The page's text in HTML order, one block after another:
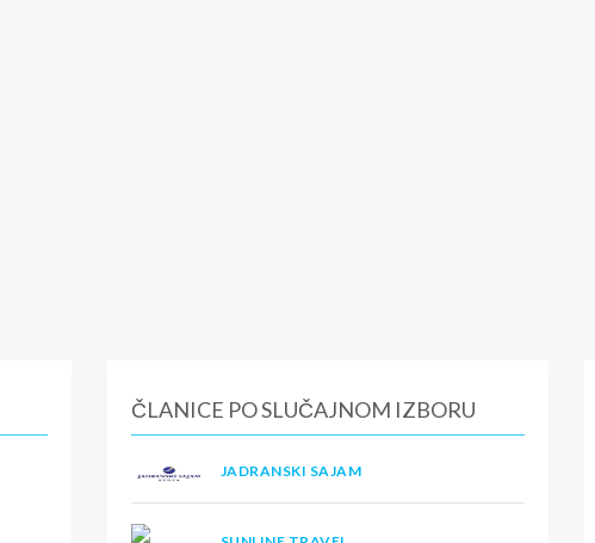
ČLANICE PO SLUČAJNOM IZBORU
JADRANSKI SAJAM